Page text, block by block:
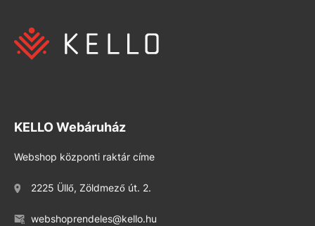
KELLO Webáruház
Webshop központi raktár címe
2225 Üllő, Zöldmező út. 2.
webshoprendeles@kello.hu